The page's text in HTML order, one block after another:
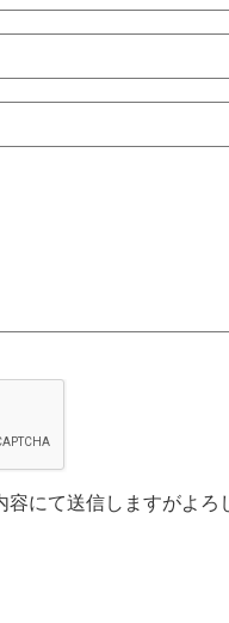
にて送信しますがよろ